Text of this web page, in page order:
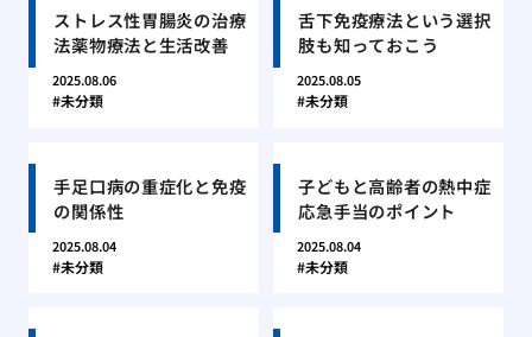
ストレス性胃腸炎の治療
法薬物療法と生活改善
2025.08.06
未分類
舌下免疫療法という選択
肢も知っておこう
2025.08.05
未分類
手足口病の重症化と免疫
の関係性
2025.08.04
未分類
子どもと高齢者の熱中症
応急手当のポイント
2025.08.04
未分類